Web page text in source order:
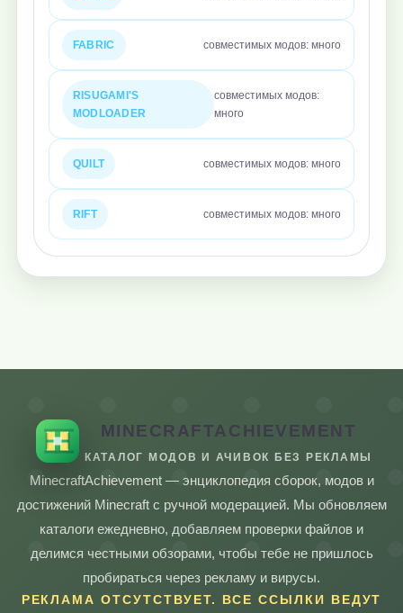
FABRIC совместимых модов: много
RISUGAMI'S
MODLOADER
совместимых модов:
много
QUILT совместимых модов: много
RIFT совместимых модов: много
MINECRAFTACHIEVEMENT
КАТАЛОГ МОДОВ И АЧИВОК БЕЗ РЕКЛАМЫ
MinecraftAchievement — энциклопедия сборок, модов и
достижений Minecraft с ручной модерацией. Мы обновляем
каталоги ежедневно, добавляем проверки файлов и
делимся честными обзорами, чтобы тебе не пришлось
пробираться через рекламу и вирусы.
РЕКЛАМА ОТСУТСТВУЕТ. ВСЕ ССЫЛКИ ВЕДУТ